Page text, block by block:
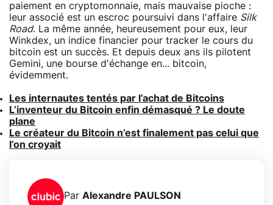
paiement en cryptomonnaie, mais mauvaise pioche :
leur associé est un escroc poursuivi dans l'affaire Silk
Road. La même année, heureusement pour eux, leur
Winkdex, un indice financier pour tracker le cours du
bitcoin est un succès. Et depuis deux ans ils pilotent
Gemini, une bourse d'échange en... bitcoin,
évidemment.
Les internautes tentés par l’achat de Bitcoins
L’inventeur du Bitcoin enfin démasqué ? Le doute
plane
Le créateur du Bitcoin n’est finalement pas celui que
l’on croyait
Par Alexandre PAULSON